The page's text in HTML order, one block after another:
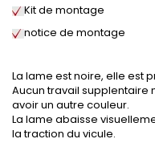
Kit de montage
notice de montage
La lame est noire, elle est
Aucun travail supplentaire
avoir un autre couleur.
La lame abaisse
la traction du vicule.